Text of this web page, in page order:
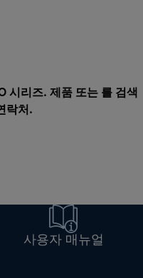
시리즈. 제품 또는 를 검색
락처 .
사용자 매뉴얼